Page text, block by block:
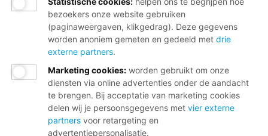
bezoekers onze website gebruiken
(paginaweergaven, klikgedrag). Deze gegevens
worden anoniem gemeten en gedeeld met drie
externe partners.
Marketing cookies: worden gebruikt om onze
diensten via online advertenties onder de aandacht
te brengen. Bij acceptatie van marketing cookies
delen wij je persoonsgegevens met vier externe
partners voor retargeting en
advertentiepersonalisatie.